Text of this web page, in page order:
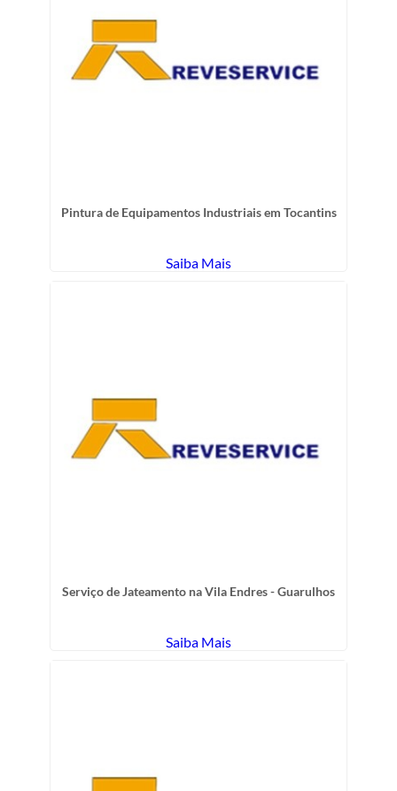
Pintura de Equipamentos Industriais em Tocantins
Saiba Mais
Serviço de Jateamento na Vila Endres - Guarulhos
Saiba Mais